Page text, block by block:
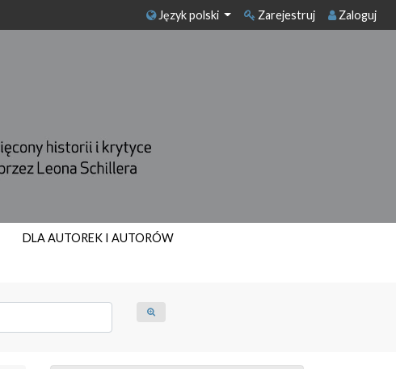
Język polski Zarejestruj Zaloguj
DLA AUTOREK I AUTORÓW